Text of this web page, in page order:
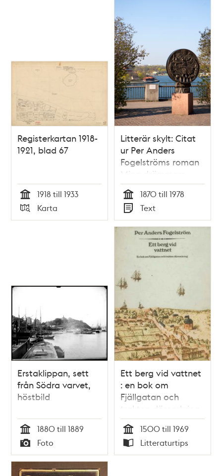
Registerkartan 1918-
1921, blad 67
Tid
1918 till 1933
Typ
Karta
Litterär skylt: Citat
ur Per Anders
Fogelströms roman
Mina drömmars
stad
Tid
1870 till 1978
Typ
Text
Erstaklippan, sett
från Södra varvet,
höstbild
Tid
1880 till 1889
Typ
Foto
Ett berg vid vattnet
: en bok om
Fjällgatan och
trakten däromkring
/ Per Anders
Fogelström
Tid
1500 till 1969
Typ
Litteraturtips